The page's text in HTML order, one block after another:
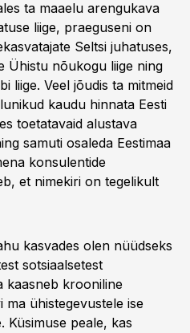
ta maaelu arengukava
liige, praeguseni on
Seltsi juhatuses,
Ühistu nõukogu liige ning
liige. Veel jõudis ta mitmeid
kaudu hinnata Eesti
toetatavaid alustava
samuti osaleda Eestimaa
konsulentide
et nimekiri on tegelikult
kasvades olen nüüdseks
sotsiaalsetest
kaasneb krooniline
ma ühistegevustele ise
Küsimuse peale, kas